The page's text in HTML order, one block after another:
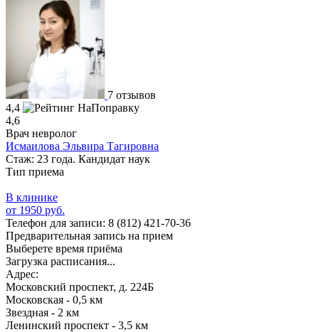
7 отзывов
4,4
4,6
Врач невролог
Исмаилова Эльвира Тагировна
Стаж: 23 года. Кандидат наук
Тип приема
В клинике
от 1950 руб.
Телефон для записи: 8 (812) 421-70-36
Предварительная запись на прием
Выберете время приёма
Загрузка расписания...
Адрес:
Московский проспект, д. 224Б
Московская - 0,5 км
Звездная - 2 км
Ленинский проспект - 3,5 км